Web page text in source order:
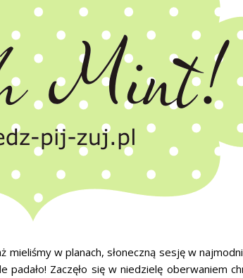
mieliśmy w planach, słoneczną sesję w
padało! Zaczęło się w niedzielę oberwaniem